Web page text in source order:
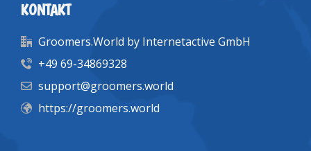
KONTAKT
Groomers.World by Internetactive GmbH
+49 69-34869328
support@groomers.world
https://groomers.world